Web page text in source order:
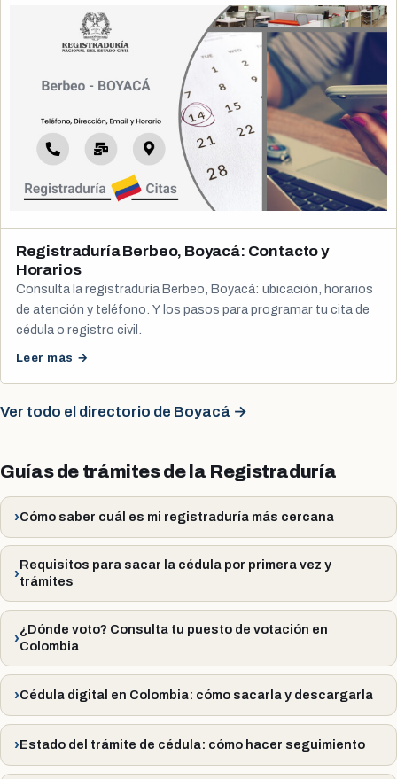
Registraduría Berbeo, Boyacá: Contacto y
Horarios
Consulta la registraduría Berbeo, Boyacá: ubicación, horarios
de atención y teléfono. Y los pasos para programar tu cita de
cédula o registro civil.
Leer más →
Ver todo el directorio de Boyacá →
Guías de trámites de la Registraduría
Cómo saber cuál es mi registraduría más cercana
Requisitos para sacar la cédula por primera vez y
trámites
¿Dónde voto? Consulta tu puesto de votación en
Colombia
Cédula digital en Colombia: cómo sacarla y descargarla
Estado del trámite de cédula: cómo hacer seguimiento